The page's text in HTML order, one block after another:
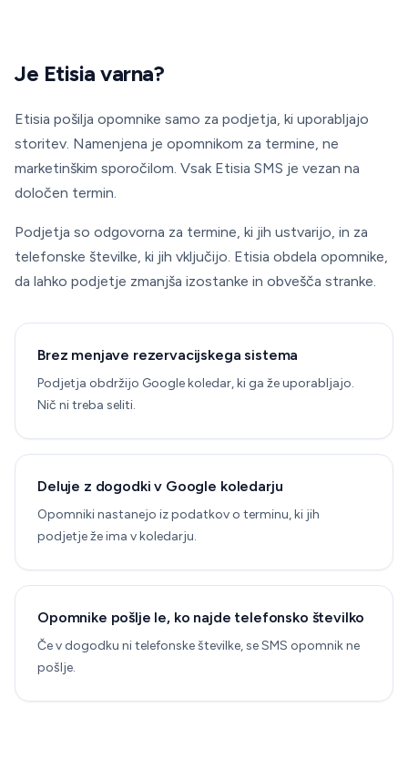
Je Etisia varna?
Etisia pošilja opomnike samo za podjetja, ki uporabljajo
storitev. Namenjena je opomnikom za termine, ne
marketinškim sporočilom. Vsak Etisia SMS je vezan na
določen termin.
Podjetja so odgovorna za termine, ki jih ustvarijo, in za
telefonske številke, ki jih vključijo. Etisia obdela opomnike,
da lahko podjetje zmanjša izostanke in obvešča stranke.
Brez menjave rezervacijskega sistema
Podjetja obdržijo Google koledar, ki ga že uporabljajo.
Nič ni treba seliti.
Deluje z dogodki v Google koledarju
Opomniki nastanejo iz podatkov o terminu, ki jih
podjetje že ima v koledarju.
Opomnike pošlje le, ko najde telefonsko številko
Če v dogodku ni telefonske številke, se SMS opomnik ne
pošlje.